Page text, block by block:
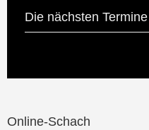
Die nächsten Termine
Online-Schach